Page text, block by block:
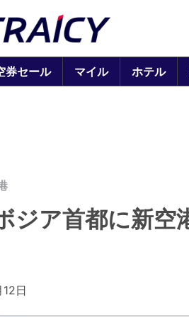
券セール マイル ホテル
ジア首都に新空
日